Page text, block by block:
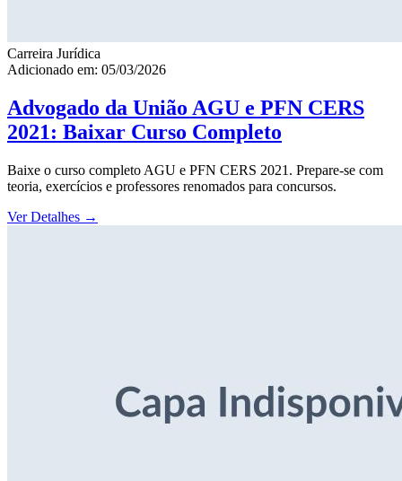
Carreira Jurídica
Adicionado em: 05/03/2026
Advogado da União AGU e PFN CERS
2021: Baixar Curso Completo
Baixe o curso completo AGU e PFN CERS 2021. Prepare-se com
teoria, exercícios e professores renomados para concursos.
Ver Detalhes →